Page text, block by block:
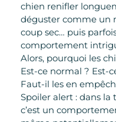
chien renifler
déguster comme un
coup sec… puis
comportement
Alors, pourquoi les
Est-ce normal ? Est-
Faut-il les en
Spoiler alert : dans la
c’est un